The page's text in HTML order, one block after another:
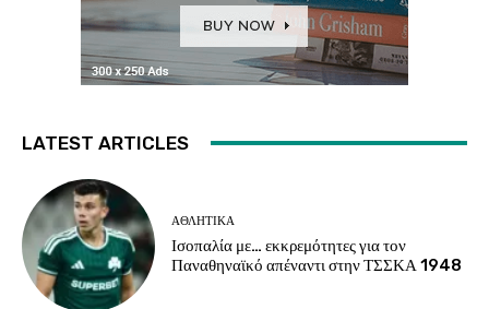
LATEST ARTICLES
ΑΘΛΗΤΙΚΑ
Ισοπαλία με… εκκρεμότητες για τον
Παναθηναϊκό απέναντι στην ΤΣΣΚΑ 1948